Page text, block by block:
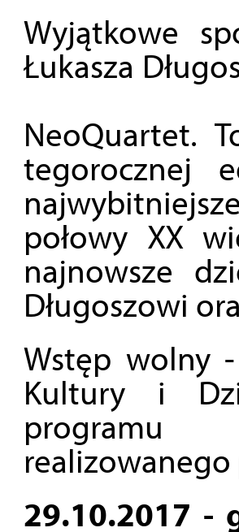
Wyjątkowe
Łukasza
i
NeoQuartet.
tegorocznej
połowy XX
najnowsze
Długoszowi
Wstęp wolny
Kultury i
programu
29.10.2017 -